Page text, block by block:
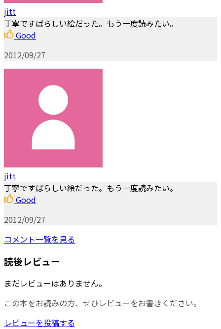
jitt
丁寧ですばらしい絵だった。もう一度読みたい。
Good
2012/09/27
jitt
丁寧ですばらしい絵だった。もう一度読みたい。
Good
2012/09/27
コメント一覧を見る
読後レビュー
まだレビューはありません。
この本をお読みの方、ぜひレビューをお書きください。
レビューを投稿する